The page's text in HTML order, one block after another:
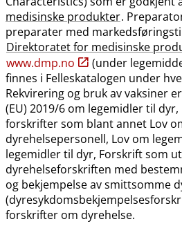
medisinske produkter.
preparater med
Direktoratet for medisinske
www.dmp.no
(under
finnes i Felleskatalogen under
Rekvirering og bruk av vaksiner
(EU) 2019/6 om legemidler til
forskrifter som blant annet Lov
dyrehelsepersonell, Lov om
legemidler til dyr, Forskrift som
dyrehelseforskriften med
og bekjempelse av smittsomme
forskrifter om dyrehelse.